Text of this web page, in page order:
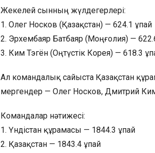
Жекелей сынның жүлдегерлері:
1. Олег Носков (Қазақстан) — 624.1 ұпай
2. Эрхембаяр Батбаяр (Моңғолия) —
3. Ким Тэгён (Оңтүстік Корея) — 618.3
Ал командалық сайыста Қазақстан
мергендер — Олег Носков, Дмитрий
Командалар нәтижесі:
1. Үндістан құрамасы — 1844.3 ұпай
2. Қазақстан — 1843.4 ұпай